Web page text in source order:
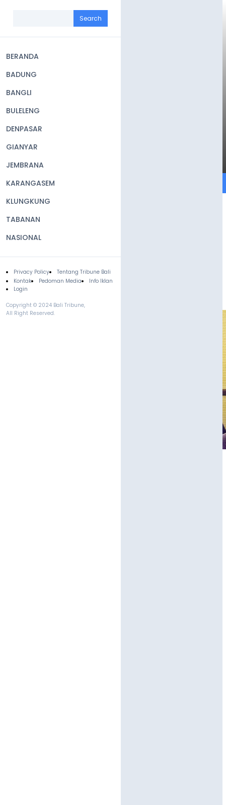
navigation
BERANDA
BADUNG
BANGLI
BULELENG
DENPASAR
GIANYAR
JEMBRANA
KARANGASEM
KLUNGKUNG
TABANAN
NASIONAL
Footer
Privacy Policy
Tentang Tribune Bali
Kontak
Pedoman Media
Info Iklan
Login
Copyright © 2024 Bali Tribune,
All Right Reserved.